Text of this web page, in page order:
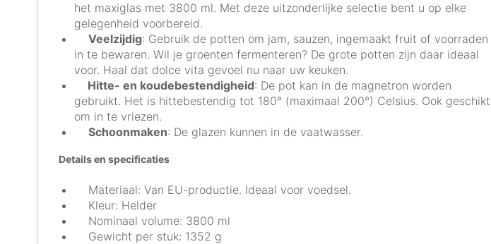
het maxiglas met 3800 ml. Met deze uitzonderlijke selectie bent u op elke
gelegenheid voorbereid.
Veelzijdig: Gebruik de potten om jam, sauzen, ingemaakt fruit of voorraden
in te bewaren. Wil je groenten fermenteren? De grote potten zijn daar ideaal
voor. Haal dat dolce vita gevoel nu naar uw keuken.
Hitte- en koudebestendigheid: De pot kan in de magnetron worden
gebruikt. Het is hittebestendig tot 180° (maximaal 200°) Celsius. Ook geschikt
om in te vriezen.
Schoonmaken: De glazen kunnen in de vaatwasser.
Details en specificaties
Materiaal: Van EU-productie. Ideaal voor voedsel.
Kleur: Helder
Nominaal volume: 3800 ml
Gewicht per stuk: 1352 g